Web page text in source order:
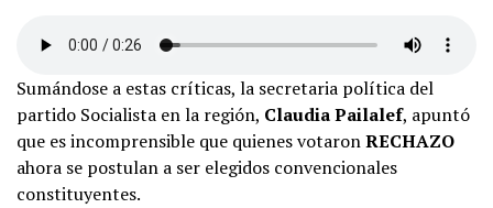
Sumándose a estas críticas, la secretaria política del
partido Socialista en la región, Claudia Pailalef, apuntó
que es incomprensible que quienes votaronRECHAZO
ahora se postulan a ser elegidos convencionales
constituyentes.